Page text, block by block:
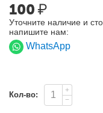
100₽
Уточните наличие и
напишите нам:
WhatsApp
Кол-во:
+
−